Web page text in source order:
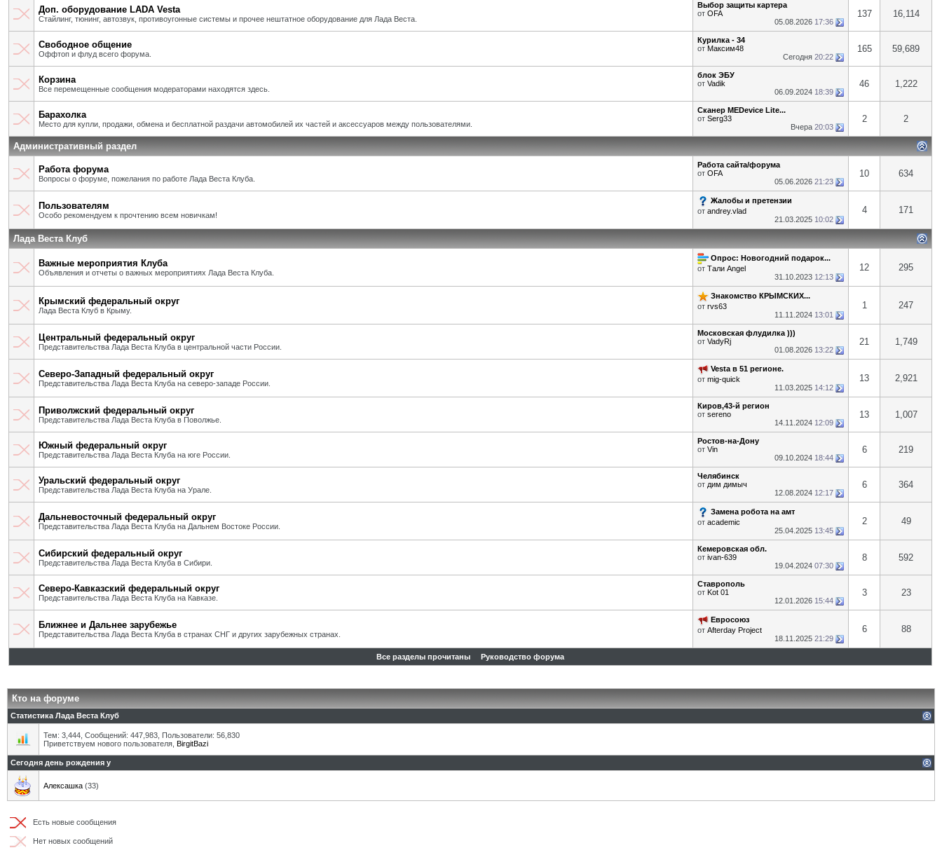
Доп. оборудование LADA Vesta
Стайлинг, тюнинг, автозвук, противоугонные системы и прочее нештатное оборудование для Лада Веста.
Выбор защиты картера
от OFA
05.08.2026 17:36
137 16,114
Свободное общение
Оффтоп и флуд всего форума.
Курилка - 34
от Максим48
Сегодня 20:22
165 59,689
Корзина
Все перемещенные сообщения модераторами находятся здесь.
блок ЭБУ
от Vadik
06.09.2024 18:39
46 1,222
Барахолка
Место для купли, продажи, обмена и бесплатной раздачи автомобилей их частей и аксессуаров между пользователями.
Сканер MEDevice Lite...
от Serg33
Вчера 20:03
2 2
Административный раздел
Работа форума
Вопросы о форуме, пожелания по работе Лада Веста Клуба.
Работа сайта/форума
от OFA
05.06.2026 21:23
10 634
Пользователям
Особо рекомендуем к прочтению всем новичкам!
Жалобы и претензии
от andrey.vlad
21.03.2025 10:02
4 171
Лада Веста Клуб
Важные мероприятия Клуба
Объявления и отчеты о важных мероприятиях Лада Веста Клуба.
Опрос: Новогодний подарок...
от Тали Angel
31.10.2023 12:13
12 295
Крымский федеральный округ
Лада Веста Клуб в Крыму.
Знакомство КРЫМСКИХ...
от rvs63
11.11.2024 13:01
1 247
Центральный федеральный округ
Представительства Лада Веста Клуба в центральной части России.
Московская флудилка )))
от VadyRj
01.08.2026 13:22
21 1,749
Северо-Западный федеральный округ
Представительства Лада Веста Клуба на северо-западе России.
Vesta в 51 регионе.
от mig-quick
11.03.2025 14:12
13 2,921
Приволжский федеральный округ
Представительства Лада Веста Клуба в Поволжье.
Киров,43-й регион
от sereno
14.11.2024 12:09
13 1,007
Южный федеральный округ
Представительства Лада Веста Клуба на юге России.
Ростов-на-Дону
от Vin
09.10.2024 18:44
6 219
Уральский федеральный округ
Представительства Лада Веста Клуба на Урале.
Челябинск
от дим димыч
12.08.2024 12:17
6 364
Дальневосточный федеральный округ
Представительства Лада Веста Клуба на Дальнем Востоке России.
Замена робота на амт
от academic
25.04.2025 13:45
2 49
Сибирский федеральный округ
Представительства Лада Веста Клуба в Сибири.
Кемеровская обл.
от ivan-639
19.04.2024 07:30
8 592
Северо-Кавказский федеральный округ
Представительства Лада Веста Клуба на Кавказе.
Ставрополь
от Kot 01
12.01.2026 15:44
3 23
Ближнее и Дальнее зарубежье
Представительства Лада Веста Клуба в странах СНГ и других зарубежных странах.
Евросоюз
от Afterday Project
18.11.2025 21:29
6 88
Все разделы прочитаны Руководство форума
Кто на форуме
Статистика Лада Веста Клуб
Тем: 3,444, Сообщений: 447,983, Пользователи: 56,830
Приветствуем нового пользователя, BirgitBazi
Сегодня день рождения у
Алексашка (33)
Есть новые сообщения
Нет новых сообщений